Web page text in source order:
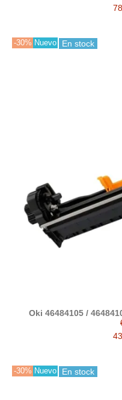
-30% Nuevo En stock
Oki 46484105 /
compatible (C542, C532,
-30% Nuevo En stock